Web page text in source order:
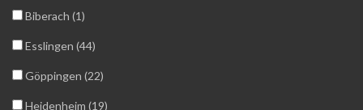
Biberach (1)
Esslingen (44)
Göppingen (22)
Heidenheim (19)